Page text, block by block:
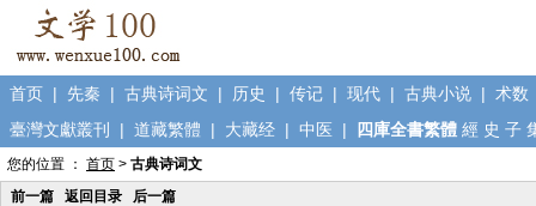
首页 | 先秦 | 古典诗词文 | 历史 | 传记 | 现代 | 古典小说 | 术数
臺灣文獻叢刊
| 道藏繁體 | 大藏经 | 中医 | 四庫全書繁體 經 史 子
您的位置 ： 首页 > 古典诗词文
前一篇
返回目录 后一篇